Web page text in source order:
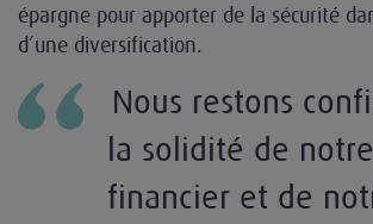
épargne pour apporter de la sécurité
d’une diversification.
Nous restons
la solidité de
financier et de